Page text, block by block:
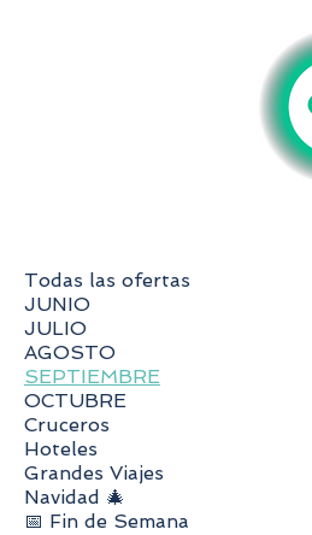
Todas las ofertas
JUNIO
JULIO
AGOSTO
SEPTIEMBRE
OCTUBRE
Cruceros
Hoteles
Grandes Viajes
Navidad 🎄
📅 Fin de Semana